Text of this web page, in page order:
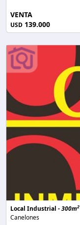
VENTA
USD 139.000
Local Industrial -300m2
Canelones